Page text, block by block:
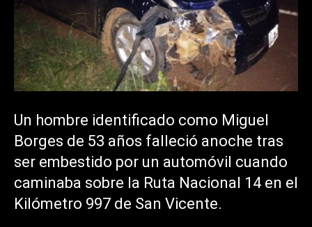
Un hombre identificado como Miguel
Borges de 53 años falleció anoche tras
ser embestido por un automóvil cuando
caminaba sobre la Ruta Nacional 14 en el
Kilómetro 997 de San Vicente.